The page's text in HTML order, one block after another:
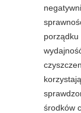
porządku
środków